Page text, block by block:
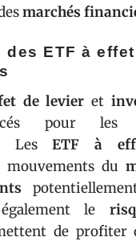
marchés
ETF à
de levier et
pour les
LesETF à
du
le
de profiter